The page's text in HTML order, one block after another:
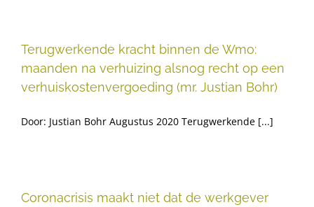
Terugwerkende kracht binnen de Wmo:
maanden na verhuizing alsnog recht op een
verhuiskostenvergoeding (mr. Justian Bohr)
Door: Justian Bohr Augustus 2020 Terugwerkende [...]
Coronacrisis maakt niet dat de werkgever